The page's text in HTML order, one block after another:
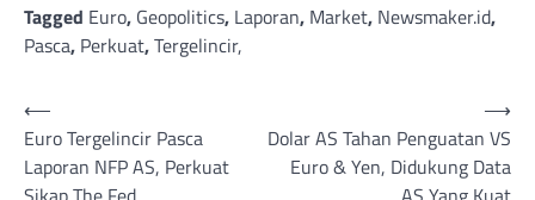
Tagged Euro, Geopolitics, Laporan, Market, Newsmaker.id,
Pasca, Perkuat,Tergelincir,
Post
navigation
⟵
Euro Tergelincir Pasca
Laporan NFP AS, Perkuat
Dolar AS Tahan Penguatan VS
Euro & Yen, Didukung Data
⟶